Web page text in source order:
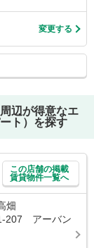
変更する
周辺が得意なエ
ト）を探す
この店舗の掲載
賃貸物件一覧へ
畑
207 アーバン